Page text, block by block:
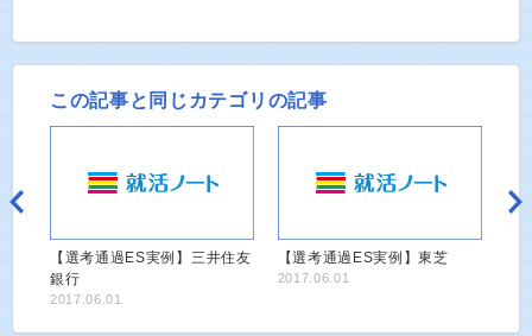
この記事と同じカテゴリの記事
【選考通過ES実例】三井住友
銀行
2017.06.01
【選考通過ES実例】東芝
2017.06.01